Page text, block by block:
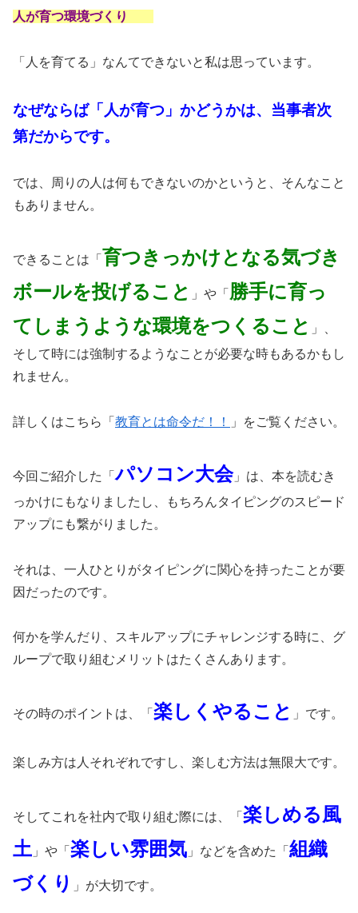
人が育つ環境づくり
「人を育てる」なんてできないと私は思っています。
なぜならば「人が育つ」かどうかは、当事者次
第だからです。
では、周りの人は何もできないのかというと、そんなこと
もありません。
できることは「 育つきっかけとなる気づき
ボールを投げること
」や「 勝手に育っ
てしまうような環境をつくること
」、
そして時には強制するようなことが必要な時もあるかもし
れません。
詳しくはこちら「 教育とは命令だ！！ 」をご覧ください。
今回ご紹介した「パソコン大会」は、本を読むき
っかけにもなりましたし、もちろんタイピングのスピード
アップにも繋がりました。
それは、一人ひとりがタイピングに関心を持ったことが要
因だったのです。
何かを学んだり、スキルアップにチャレンジする時に、グ
ループで取り組むメリットはたくさんあります。
その時のポイントは、「 楽しくやること 」です。
楽しみ方は人それぞれですし、楽しむ方法は無限大です。
そしてこれを社内で取り組む際には、「 楽しめる風
土 」や「 楽しい雰囲気 」などを含めた「 組織
づくり
」が大切です。